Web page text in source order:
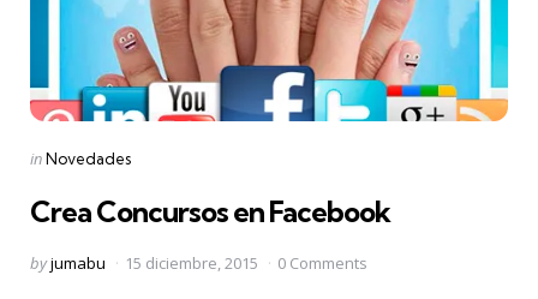
Categories
Posted
inNovedades
Crea Concursos en Facebook
Posted
byjumabu 15 diciembre, 2015 0 Comments